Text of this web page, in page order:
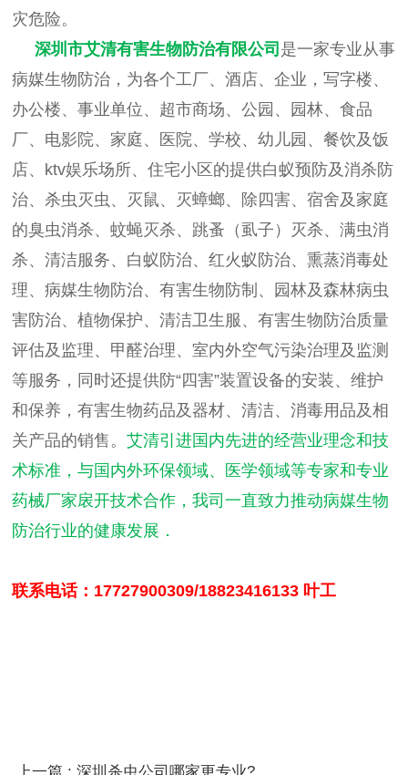
灾危险。
深圳市艾清有害生物防治有限公司 是一家专业从事
病媒生物防治，为各个工厂、酒店、企业，写字楼、
办公楼、事业单位、超市商场、公园、园林、食品
厂、电影院、家庭、医院、学校、幼儿园、餐饮及饭
店、ktv娱乐场所、住宅小区的提供白蚁预防及消杀防
治、杀虫灭虫、灭鼠、灭蟑螂、除四害、宿舍及家庭
的臭虫消杀、蚊蝇灭杀、跳蚤（虱子）灭杀、满虫消
杀、清洁服务、白蚁防治、红火蚁防治、熏蒸消毒处
理、病媒生物防治、有害生物防制、园林及森林病虫
害防治、植物保护、清洁卫生服、有害生物防治质量
评估及监理、甲醛治理、室内外空气污染治理及监测
等服务，同时还提供防“四害”装置设备的安装、维护
和保养，有害生物药品及器材、清洁、消毒用品及相
关产品的销售。艾清引进国内先进的经营业理念和技
术标准，与国内外环保领域、医学领域等专家和专业
药械厂家扆开技术合作，我司一直致力推动病媒生物
防治行业的健康发展．
联系电话：17727900309/18823416133 叶工